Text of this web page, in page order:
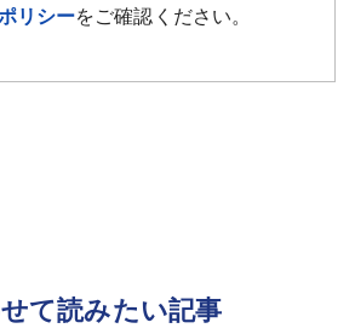
リシーをご確認ください。
て読みたい記事